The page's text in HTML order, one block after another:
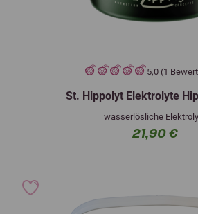
5,0 (1
St. Hippolyt Elektrolyte
wasserlösliche
21,90 €